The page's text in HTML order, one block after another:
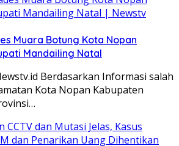
Muara Botung Kota Nopan
Mandailing Natal
Berdasarkan Informasi salah
Kota Nopan Kabupaten